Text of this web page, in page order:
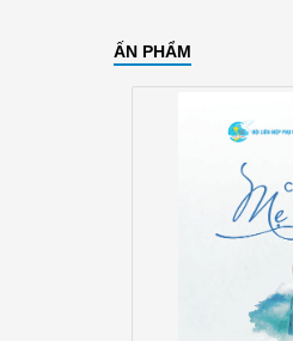
ẤN PHẨM
Cẩm Nang